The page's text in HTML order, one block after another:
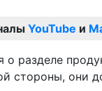
YouTube и
о разделе
стороны, они